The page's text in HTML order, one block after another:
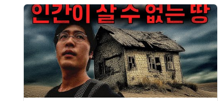
@sydney@australia.kr#FeelNewSydney#ComeAndSayGday#
내가만난호주#시드니 -------------------------------------
---------------------------------------------------------- 음
악 : - SUNO AI 카메라 : - iPhone 16 PRO - GOPRO 13 -
DJI ACTION5 - DJI Osmo Pocket3 - MAVIC MINI 2 편집
: - Final Cut